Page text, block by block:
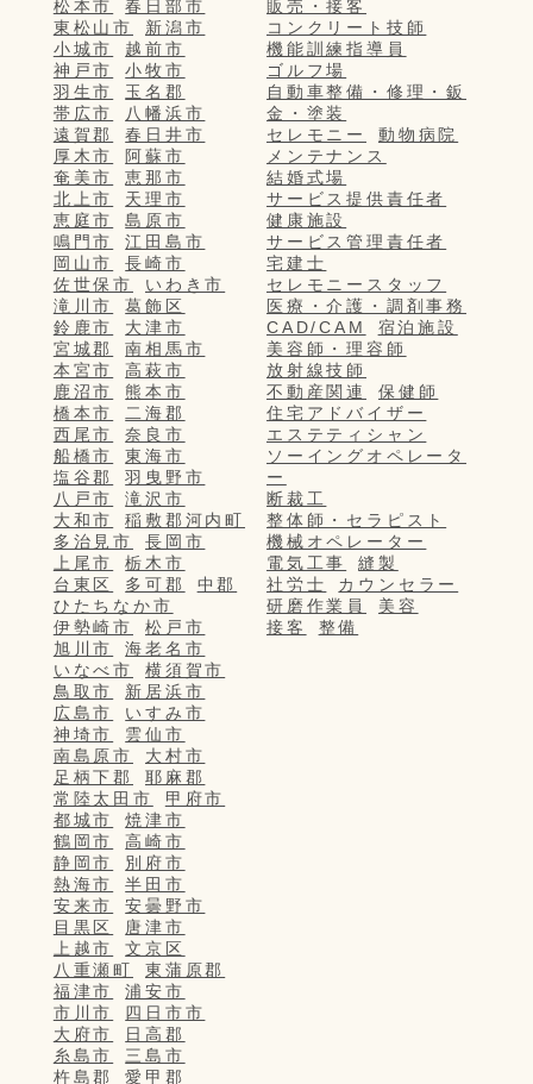
松本市
春日部市
東松山市
新潟市
小城市
越前市
神戸市
小牧市
羽生市
玉名郡
帯広市
八幡浜市
遠賀郡
春日井市
厚木市
阿蘇市
奄美市
恵那市
北上市
天理市
恵庭市
島原市
鳴門市
江田島市
岡山市
長崎市
佐世保市
いわき市
滝川市
葛飾区
鈴鹿市
大津市
宮城郡
南相馬市
本宮市
高萩市
鹿沼市
熊本市
橋本市
二海郡
西尾市
奈良市
船橋市
東海市
塩谷郡
羽曳野市
八戸市
滝沢市
大和市
稲敷郡河内町
多治見市
長岡市
上尾市
栃木市
台東区
多可郡
中郡
ひたちなか市
伊勢崎市
松戸市
旭川市
海老名市
いなべ市
横須賀市
鳥取市
新居浜市
広島市
いすみ市
神埼市
雲仙市
南島原市
大村市
足柄下郡
耶麻郡
常陸太田市
甲府市
都城市
焼津市
鶴岡市
高崎市
静岡市
別府市
熱海市
半田市
安来市
安曇野市
目黒区
唐津市
上越市
文京区
八重瀬町
東蒲原郡
福津市
浦安市
市川市
四日市市
大府市
日高郡
糸島市
三島市
杵島郡
愛甲郡
販売・接客
コンクリート技師
機能訓練指導員
ゴルフ場
自動車整備・修理・鈑
金・塗装
セレモニー
動物病院
メンテナンス
結婚式場
サービス提供責任者
健康施設
サービス管理責任者
宅建士
セレモニースタッフ
医療・介護・調剤事務
CAD/CAM
宿泊施設
美容師・理容師
放射線技師
不動産関連
保健師
住宅アドバイザー
エステティシャン
ソーイングオペレータ
ー
断裁工
整体師・セラピスト
機械オペレーター
電気工事
縫製
社労士
カウンセラー
研磨作業員
美容
接客
整備